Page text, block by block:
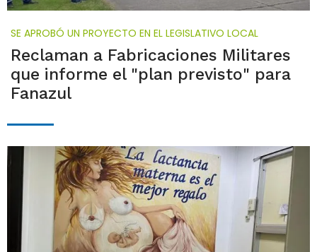
SE APROBÓ UN PROYECTO EN EL LEGISLATIVO LOCAL
Reclaman a Fabricaciones Militares
que informe el "plan previsto" para
Fanazul